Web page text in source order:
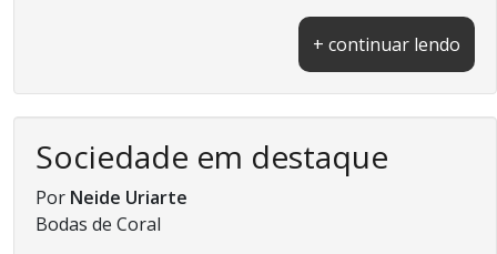
+ continuar lendo
Sociedade em destaque
Por Neide Uriarte
Bodas de Coral